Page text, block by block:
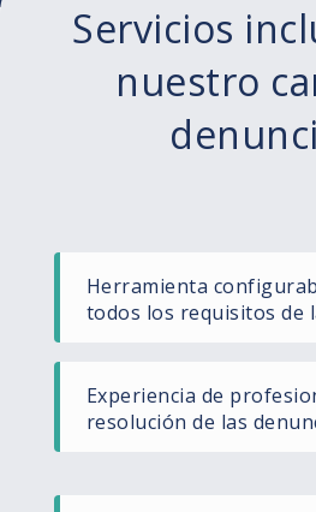
Servicios
nuestro
Herramienta
todos los requisitos de
Experiencia de
resolución de las